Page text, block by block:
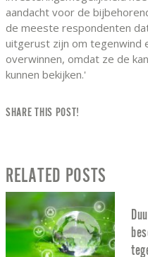
aandacht voor de
de meeste respondenten
uitgerust zijn om tegenwind
overwinnen, omdat ze de
kunnen bekijken.'
SHARE THIS POST!
RELATED POSTS